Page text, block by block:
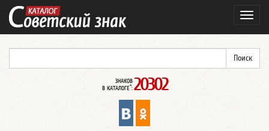
ЗНАКОВ
В КАТАЛОГЕ*: 20302